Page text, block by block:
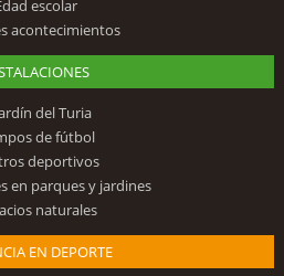
escolar
acontecimientos
del Turia
de fútbol
deportivos
en parques y jardines
naturales
EN DEPORTE